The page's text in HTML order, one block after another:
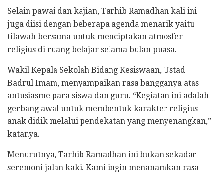
Selain pawai dan kajian, Tarhib Ramadhan kali ini
juga diisi dengan beberapa agenda menarik yaitu
tilawah bersama untuk menciptakan atmosfer
religius di ruang belajar selama bulan puasa.
Wakil Kepala Sekolah Bidang Kesiswaan, Ustad
Badrul Imam, menyampaikan rasa bangganya atas
antusiasme para siswa dan guru. “Kegiatan ini adalah
gerbang awal untuk membentuk karakter religius
anak didik melalui pendekatan yang menyenangkan,”
katanya.
Menurutnya, Tarhib Ramadhan ini bukan sekadar
seremoni jalan kaki. Kami ingin menanamkan rasa